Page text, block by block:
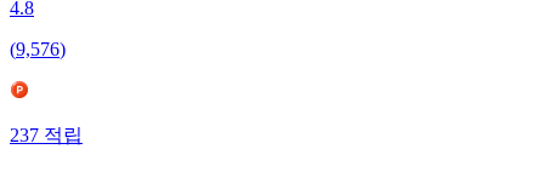
4.8
(9,576)
237적립